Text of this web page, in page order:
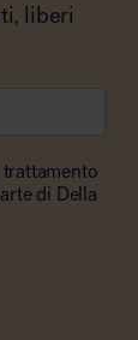
liberi
di Della